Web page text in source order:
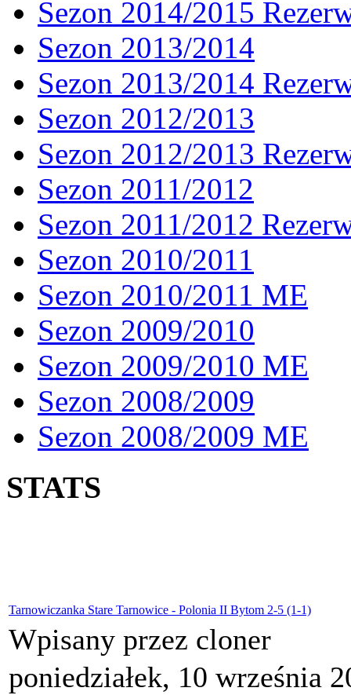
Sezon 2014/2015
Sezon 2013/2014
Sezon 2013/2014
Sezon 2012/2013
Sezon 2012/2013
Sezon 2011/2012
Sezon 2011/2012
Sezon 2010/2011
Sezon 2010/2011 ME
Sezon 2009/2010
Sezon 2009/2010 ME
Sezon 2008/2009
Sezon 2008/2009 ME
STATS
Tarnowiczanka Stare Tarnowice - Polonia II Bytom 2-5 (1-1)
Wpisany przez cloner
poniedziałek, 10 września